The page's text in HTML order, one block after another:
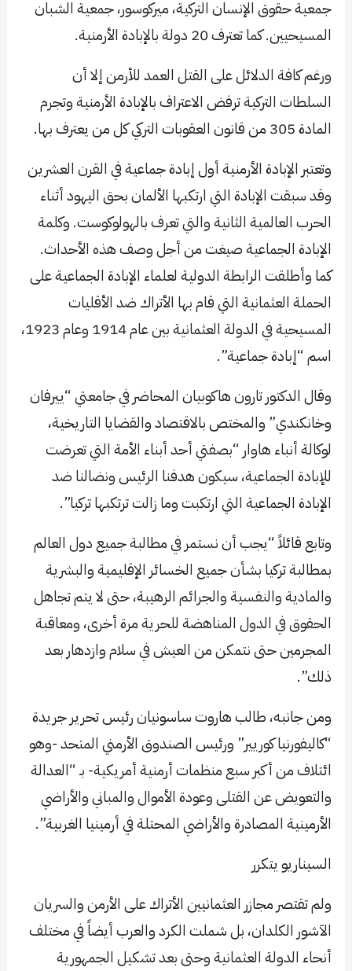
جمعية حقوق الإنسان التركية، ميركوسور، جمعية الشبان
المسيحيين. كما تعترف 20 دولة بالإبادة الأرمنية.
ورغم كافة الدلائل على القتل العمد للأرمن إلا أن
السلطات التركية ترفض الاعتراف بالإبادة الأرمنية وتجرم
المادة 305 من قانون العقوبات التركي كل من يعترف بها.
وتعتبر الإبادة الأرمنية أول إبادة جماعية في القرن العشرين
وقد سبقت الإبادة التي ارتكبها الألمان بحق اليهود أثناء
الحرب العالمية الثانية والتي تعرف بالهولوكوست. وكلمة
الإبادة الجماعية صيغت من أجل وصف هذه الأحداث.
كما وأطلقت الرابطة الدولية لعلماء الإبادة الجماعية على
الحملة العثمانية التي قام بها الأتراك ضد الأقليات
المسيحية في الدولة العثمانية بين عام 1914 وعام 1923،
اسم “إبادة جماعية”.
وقال الدكتور تارون هاكوبيان المحاضر في جامعتي “ييرفان
وخانكندي” والمختص بالاقتصاد والقضايا التاريخية،
لوكالة أنباء هاوار “بصفتي أحد أبناء الأمة التي تعرضت
للإبادة الجماعية، سيكون هدفنا الرئيس ونضالنا ضد
الإبادة الجماعية التي ارتكبت وما زالت ترتكبها تركيا”.
وتابع قائلاً “يجب أن نستمر في مطالبة جميع دول العالم
بمطالبة تركيا بشأن جميع الخسائر الإقليمية والبشرية
والمادية والنفسية والجرائم الرهيبة، حتى لا يتم تجاهل
الحقوق في الدول المناهضة للحرية مرة أخرى، ومعاقبة
المجرمين حتى نتمكن من العيش في سلام وازدهار بعد
ذلك”.
ومن جانبه، طالب هاروت ساسونيان رئيس تحرير جريدة
“كاليفورنيا كوريير” ورئيس الصندوق الأرمني المتحد -وهو
ائتلاف من أكبر سبع منظمات أرمنية أمريكية- بـ “العدالة
والتعويض عن القتلى وعودة الأموال والمباني والأراضي
الأرمينية المصادرة والأراضي المحتلة في أرمينيا الغربية”.
السيناريو يتكرر
ولم تقتصر مجازر العثمانيين الأتراك على الأرمن والسريان
الآشور الكلدان، بل شملت الكرد والعرب أيضاً في مختلف
أنحاء الدولة العثمانية وحتى بعد تشكيل الجمهورية